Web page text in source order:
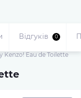
Kenzo! Eau de Toilette
Відгуків 0